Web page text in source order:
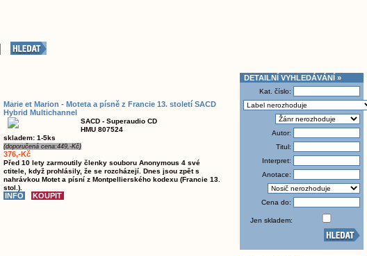
DETAILNÍ VYHLEDÁVÁNÍ »
Kat. číslo:
Autor:
Titul:
Interpret:
Anotace:
Cena do:
Jen skladem:
Marie et Marion - Moteta a písně z Francie 13. století SACD
Hybrid Multichannel
SACD - Superaudio CD
HMU 807524
skladem: 1-5ks
(doporučená cena:449,-Kč)
376,-Kč
Před 10 lety zarmoutily členky souboru Anonymous 4 své
ctitele, když prohlásily, že se rozcházejí. Dnes jsou zpět s
nahrávkou Motet a písní z Montpellierského kodexu (Francie 13.
stol.).